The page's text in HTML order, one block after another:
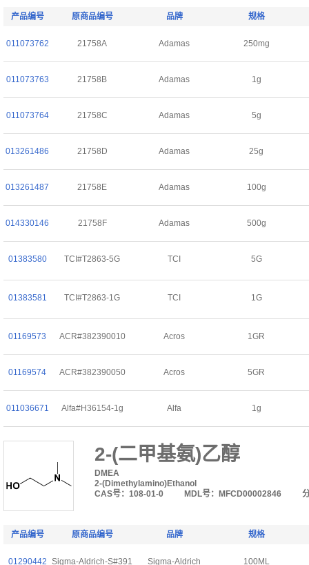
产品编号 原商品编号 品牌 规格
011073762 21758A Adamas 250mg
011073763 21758B Adamas 1g
011073764 21758C Adamas 5g
013261486 21758D Adamas 25g
013261487 21758E Adamas 100g
014330146 21758F Adamas 500g
01383580 TCI#T2863-5G TCI 5G
01383581 TCI#T2863-1G TCI 1G
01169573 ACR#382390010 Acros 1GR
01169574 ACR#382390050 Acros 5GR
011036671 Alfa#H36154-1g Alfa 1g
2-(二甲基氨)乙醇
DMEA
2-(Dimethylamino)Ethanol
CAS号：108-01-0
MDL号：MFCD00002846
产品编号 原商品编号 品牌 规格
01290442 Sigma-Aldrich-S#391 Sigma-Aldrich 100ML